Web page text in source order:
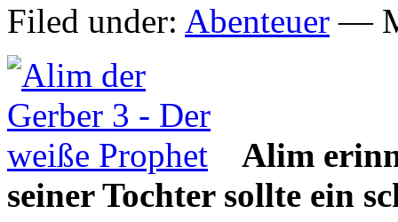
Filed under: Abenteuer —
Alim
seiner Tochter sollte ein